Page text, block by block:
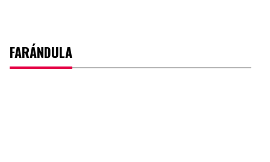
FARÁNDULA